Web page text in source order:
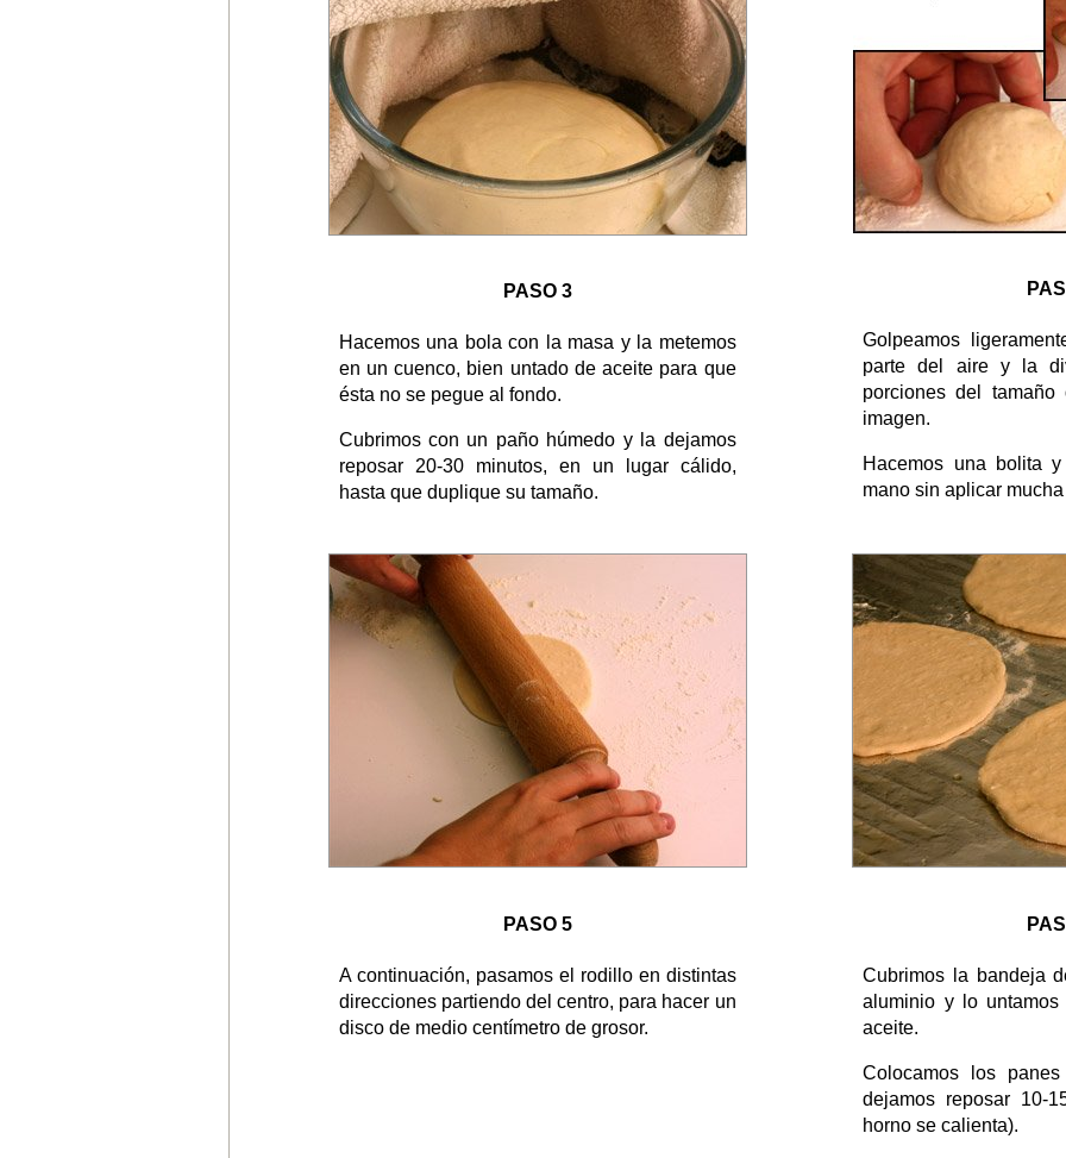
PASO 3
Hacemos una bola con la masa y la metemos
en un cuenco, bien untado de aceite para que
ésta no se pegue al fondo.
Cubrimos con un paño húmedo y la dejamos
reposar 20-30 minutos, en un lugar cálido,
hasta que duplique su tamaño.
Golpeamos
parte del aire y la
porciones del
imagen.
Hacemos una bolita
mano sin aplicar
PASO 5
A continuación, pasamos el rodillo en distintas
direcciones partiendo del centro, para hacer un
disco de medio centímetro de grosor.
Cubrimos la bandeja
aluminio y lo
aceite.
Colocamos los
dejamos reposar 10-
horno se calienta).